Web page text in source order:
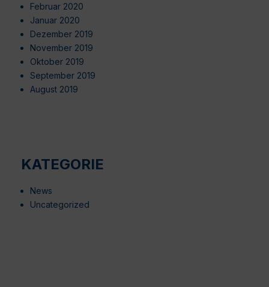
Februar 2020
Januar 2020
Dezember 2019
November 2019
Oktober 2019
September 2019
August 2019
KATEGORIE
News
Uncategorized